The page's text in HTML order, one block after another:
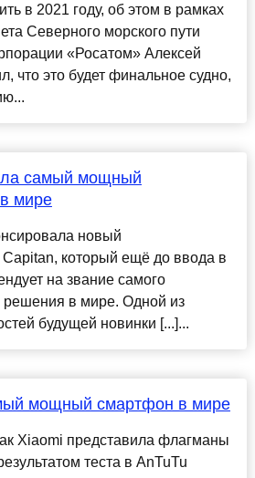
в 2021 году, об этом в рамках
Северного морского пути
«Росатом» Алексей
что это будет финальное судно,
самый мощный
мире
новый
который ещё до ввода в
на звание самого
решения в мире. Одной из
будущей новинки [...]...
мощный смартфон в мире
Xiaomi представила флагманы
теста в AnTuTu